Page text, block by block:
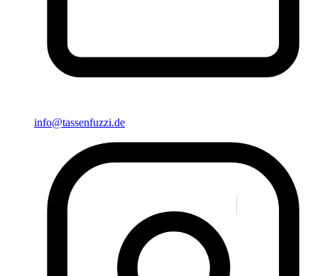
info@tassenfuzzi.de